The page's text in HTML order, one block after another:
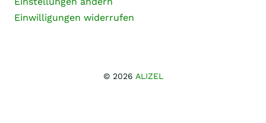
Einwilligungen widerrufen
© 2026 ALIZEL